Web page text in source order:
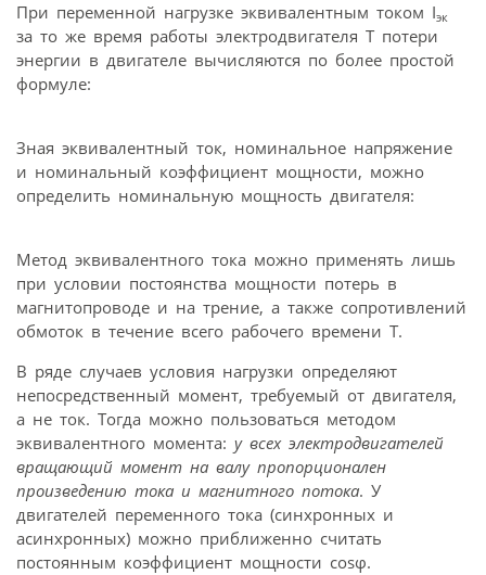
При переменной нагрузке эквивалентным током Iэк
за то же время работы электродвигателя Т потери
энергии в двигателе вычисляются по более простой
формуле:
Зная эквивалентный ток, номинальное напряжение
и номинальный коэффициент мощности, можно
определить номинальную мощность двигателя:
Метод эквивалентного тока можно применять лишь
при условии постоянства мощности потерь в
магнитопроводе и на трение, а также сопротивлений
обмоток в течение всего рабочего времени Т.
В ряде случаев условия нагрузки определяют
непосредственный момент, требуемый от двигателя,
а не ток. Тогда можно пользоваться методом
эквивалентного момента: у всех электродвигателей
вращающий момент на валу пропорционален
произведению тока и магнитного потока. У
двигателей переменного тока (синхронных и
асинхронных) можно приближенно считать
постоянным коэффициент мощности cosφ.